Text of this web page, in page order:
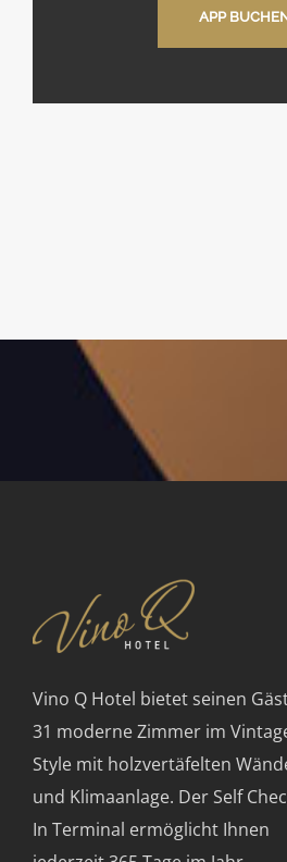
APP
Vino Q Hotel bietet seinen
31 moderne Zimmer im
Style mit holzvertäfelten
und Klimaanlage. Der Self
In Terminal ermöglicht Ihnen